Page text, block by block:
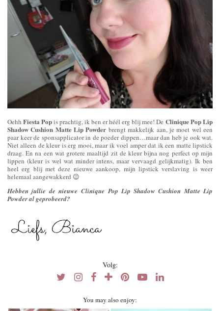
Oehh Fiesta Popis prachtig, ik ben er héél erg blij mee! De Clinique Pop Lip
Shadow Cushion Matte Lip Powder brengt makkelijk aan, je moet wel een
paar keer de sponsapplicator in de poeder dippen…maar dan heb je ook wat.
Niet alleen de kleur is erg mooi, maar ik voel amper dat ik een matte lipstick
draag. En na een wat grotere maaltijd zit de kleur bijna nog perfect op mijn
lippen (kleur is wel wat minder intens, maar vervaagd gelijkmatig). Ik ben
heel erg blij met deze nieuwe aankoop, mijn lipstick verslaving is weer
helemaal aangewakkerd 😉
Hebben jullie de nieuwe Clinique Pop Lip Shadow Cushion Matte Lip
Powder al geprobeerd?
Volg:
You may also enjoy: